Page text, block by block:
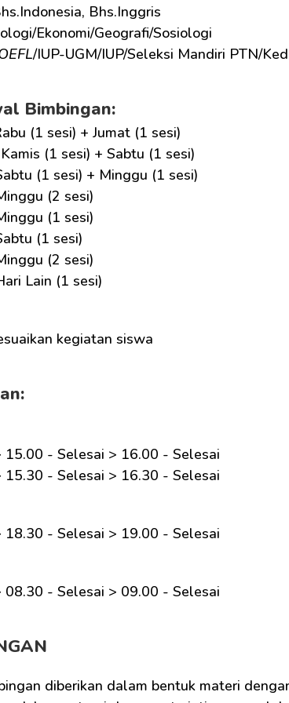
Bhs.Inggris
Ekonomi/Geografi/Sosiologi
/IUP-UGM/IUP/Seleksi Mandiri PTN/
Bimbingan:
(1 sesi) + Jumat (1 sesi)
(1 sesi) + Sabtu (1 sesi)
(1 sesi) + Minggu (1 sesi)
(2 sesi)
(1 sesi)
(1 sesi)
(2 sesi)
Lain (1 sesi)
kegiatan siswa
- Selesai > 16.00 - Selesai
- Selesai > 16.30 - Selesai
- Selesai > 19.00 - Selesai
- Selesai > 09.00 - Selesai
diberikan dalam bentuk materi